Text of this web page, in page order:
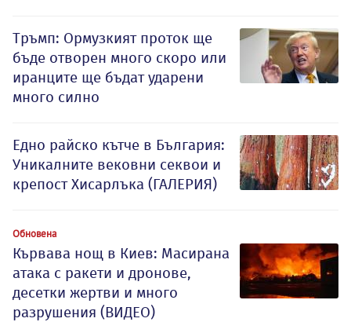
Тръмп: Ормузкият проток ще
бъде отворен много скоро или
иранците ще бъдат ударени
много силно
Едно райско кътче в България:
Уникалните вековни секвои и
крепост Хисарлъка (ГАЛЕРИЯ)
Обновена
Кървава нощ в Киев: Масирана
атака с ракети и дронове,
десетки жертви и много
разрушения (ВИДЕО)